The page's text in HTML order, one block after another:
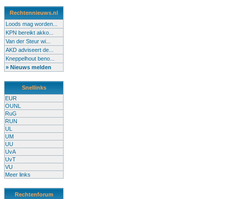
Rechtennieuws.nl
Loods mag worden...
KPN bereikt akko...
Van der Steur wi...
AKD adviseert de...
Kneppelhout beno...
» Nieuws melden
Snellinks
EUR
OUNL
RuG
RUN
UL
UM
UU
UvA
UvT
VU
Meer links
Rechtenforum